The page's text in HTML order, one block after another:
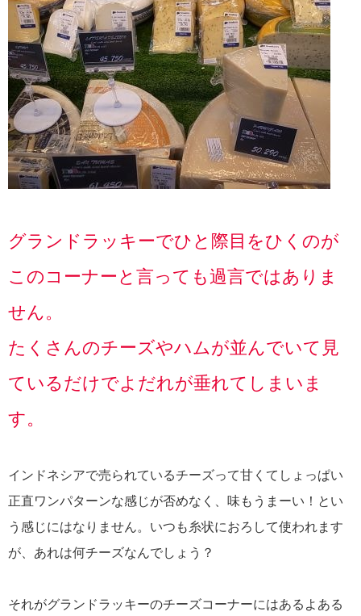
グランドラッキーでひと際目をひくのが
このコーナーと言っても過言ではありま
せん。
たくさんのチーズやハムが並んでいて見
ているだけでよだれが垂れてしまいま
す。
インドネシアで売られているチーズって甘くてしょっぱい
正直ワンパターンな感じが否めなく、味もうまーい！とい
う感じにはなりません。いつも糸状におろして使われます
が、あれは何チーズなんでしょう？
それがグランドラッキーのチーズコーナーにはあるよある